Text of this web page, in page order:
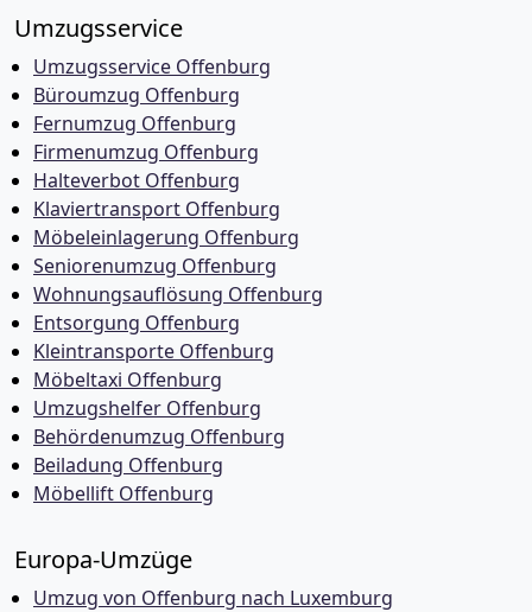
Umzugsservice
Umzugsservice Offenburg
Büroumzug Offenburg
Fernumzug Offenburg
Firmenumzug Offenburg
Halteverbot Offenburg
Klaviertransport Offenburg
Möbeleinlagerung Offenburg
Seniorenumzug Offenburg
Wohnungsauflösung Offenburg
Entsorgung Offenburg
Kleintransporte Offenburg
Möbeltaxi Offenburg
Umzugshelfer Offenburg
Behördenumzug Offenburg
Beiladung Offenburg
Möbellift Offenburg
Europa-Umzüge
Umzug von Offenburg nach Luxemburg